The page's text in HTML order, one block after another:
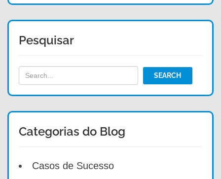
Pesquisar
Categorias do Blog
Casos de Sucesso